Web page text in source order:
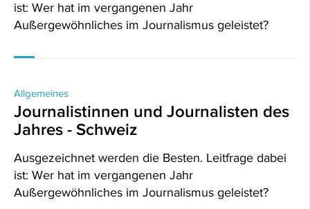
ist: Wer hat im vergangenen Jahr
Außergewöhnliches im Journalismus geleistet?
Allgemeines
Journalistinnen und Journalisten des
Jahres - Schweiz
Ausgezeichnet werden die Besten. Leitfrage dabei
ist: Wer hat im vergangenen Jahr
Außergewöhnliches im Journalismus geleistet?